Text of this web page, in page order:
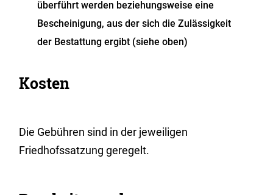
überführt werden beziehungsweise eine
Bescheinigung, aus der sich die Zulässigkeit
der Bestattung ergibt (siehe oben)
Kosten
Die Gebühren sind in der jeweiligen
Friedhofssatzung geregelt.